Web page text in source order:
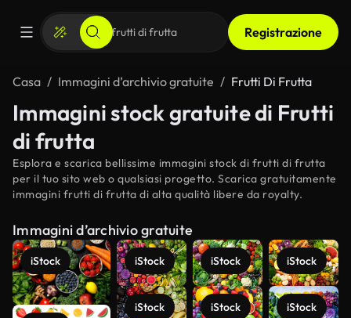
Registrazione
Casa Immagini d’archivio gratuite Frutti Di Frutta
Immagini stock gratuite di Frutti
di frutta
Esplora e scarica bellissime immagini stock di frutti di frutta
per il tuo sito web o qualsiasi progetto. Scarica gratuitamente
immagini frutti di frutta di alta qualità libere da royalty.
Immagini d’archivio gratuite
iStock iStock
iStock
iStock
iStock
iStock
iStock